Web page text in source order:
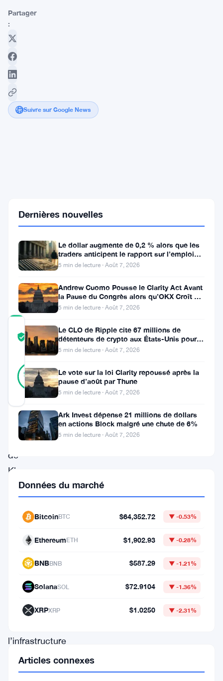
Partager
:
Suivre sur Google News
validateurs
l'infrastructure
partagée
COMMUNITY
TRUST
SCORE
Vérifié
97%
RÉEL
Vérifié
votes
Mis à jour 2 mois il y a
fondateur
de
Kleros
une
pourrait
transformer
façon
l’infrastructure
partagée
d’Ethereum
Dernières nouvelles
Le dollar augmente de 0,2 % alors que les
traders anticipent le rapport sur l’emploi
aux États-Unis
5 min de lecture · Août 7, 2026
Andrew Cuomo Pousse le Clarity Act Avant
la Pause du Congrès alors qu’OKX Croît en
Europe
5 min de lecture · Août 7, 2026
Le CLO de Ripple cite 67 millions de
détenteurs de crypto aux États-Unis pour
faire avancer la loi CLARITY
5 min de lecture · Août 7, 2026
Le vote sur la loi Clarity repoussé après la
pause d’août par Thune
5 min de lecture · Août 7, 2026
Ark Invest dépense 21 millions de dollars
en actions Block malgré une chute de 6%
5 min de lecture · Août 7, 2026
Données du marché
BitcoinBTC $64,352.72 ▼ -0.53%
EthereumETH $1,902.93 ▼ -0.28%
BNBBNB $587.29 ▼ -1.21%
SolanaSOL $72.9104 ▼ -1.36%
XRPXRP $1.0250 ▼ -2.31%
Articles connexes